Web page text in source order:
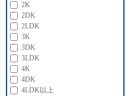
2K
2DK
2LDK
3K
3DK
3LDK
4K
4DK
4LDK以上